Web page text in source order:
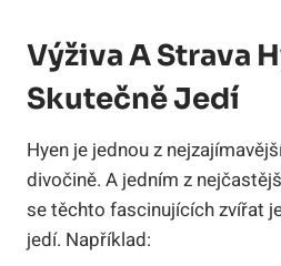
Výživa A Strava
Skutečně Jedí
Hyen je jednou z
divočině. A jedním z
se těchto fascinujících zvířat
jedí. Například: